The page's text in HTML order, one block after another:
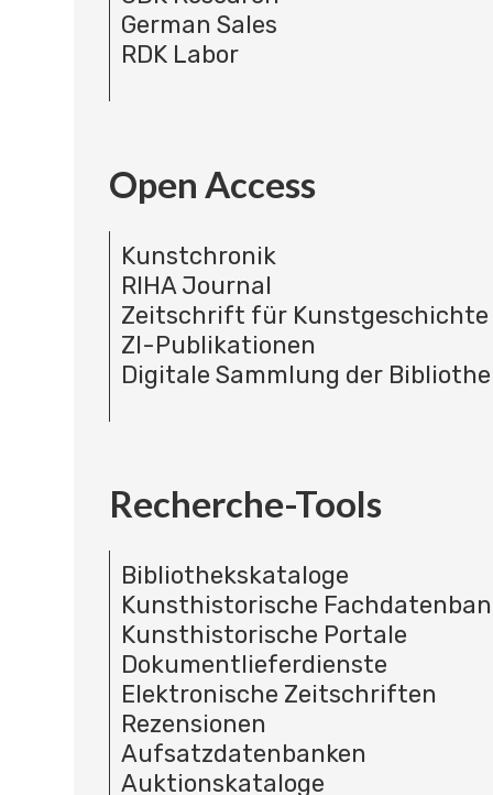
German Sales
RDK Labor
Open Access
Kunstchronik
RIHA Journal
Zeitschrift für Kunstgeschichte
ZI-Publikationen
Digitale Sammlung der
Recherche-Tools
Bibliothekskataloge
Kunsthistorische
Kunsthistorische Portale
Dokumentlieferdienste
Elektronische Zeitschriften
Rezensionen
Aufsatzdatenbanken
Auktionskataloge